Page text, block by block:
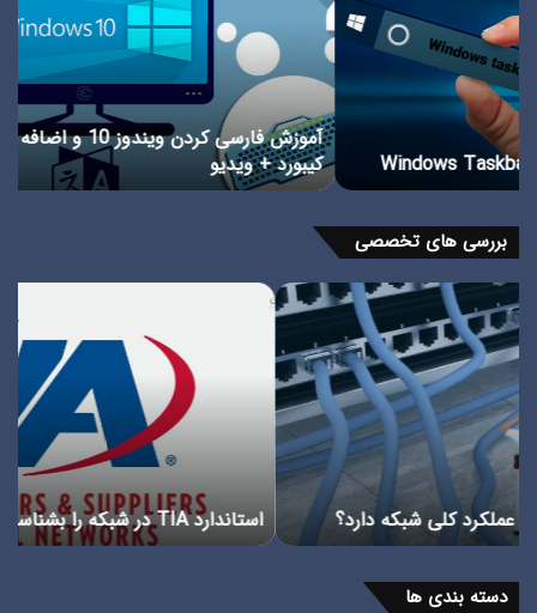
ویندوز
10
و
اضافه
کردن
زبان
فارسی
به
ویدیو
آموزش فارسی کردن ویندوز 10 و اضافه کردن زبان فارسی به
کیبورد + ویدیو
10
گام
گام
بررسی های تخصصی
استاندارد
TIA
در
شبکه
را
بشناسیم
استاندارد TIA در شبکه را بشناسیم
دسته بندی ها